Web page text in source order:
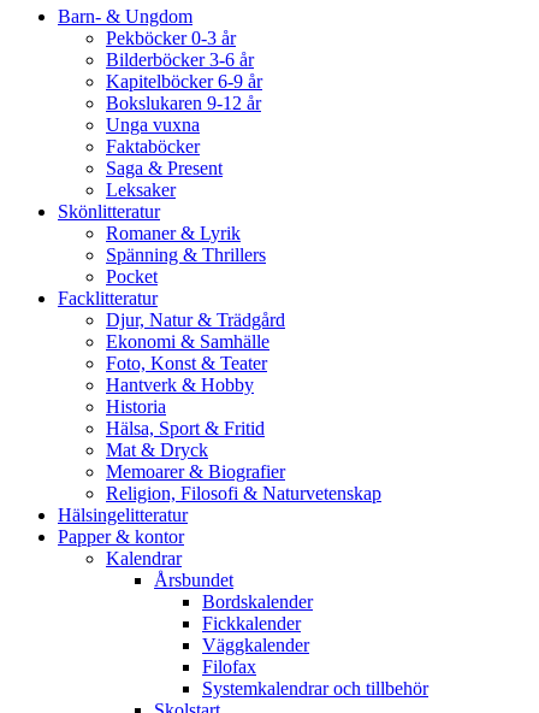
Barn- & Ungdom
Pekböcker 0-3 år
Bilderböcker 3-6 år
Kapitelböcker 6-9 år
Bokslukaren 9-12 år
Unga vuxna
Faktaböcker
Saga & Present
Leksaker
Skönlitteratur
Romaner & Lyrik
Spänning & Thrillers
Pocket
Facklitteratur
Djur, Natur & Trädgård
Ekonomi & Samhälle
Foto, Konst & Teater
Hantverk & Hobby
Historia
Hälsa, Sport & Fritid
Mat & Dryck
Memoarer & Biografier
Religion, Filosofi & Naturvetenskap
Hälsingelitteratur
Papper & kontor
Kalendrar
Årsbundet
Bordskalender
Fickkalender
Väggkalender
Filofax
Systemkalendrar och tillbehör